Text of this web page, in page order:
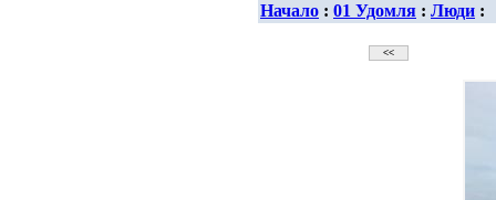
Начало : 01 Удомля : Люди :